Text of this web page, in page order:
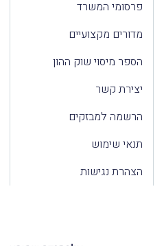
פרסומי המשרד
מדורים מקצועיים
הספר מיסוי שוק ההון
יצירת קשר
הרשמה למבזקים
תנאי שימוש
הצהרת נגישות